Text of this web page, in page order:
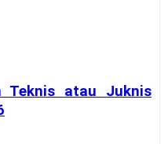
Teknis atau Juknis